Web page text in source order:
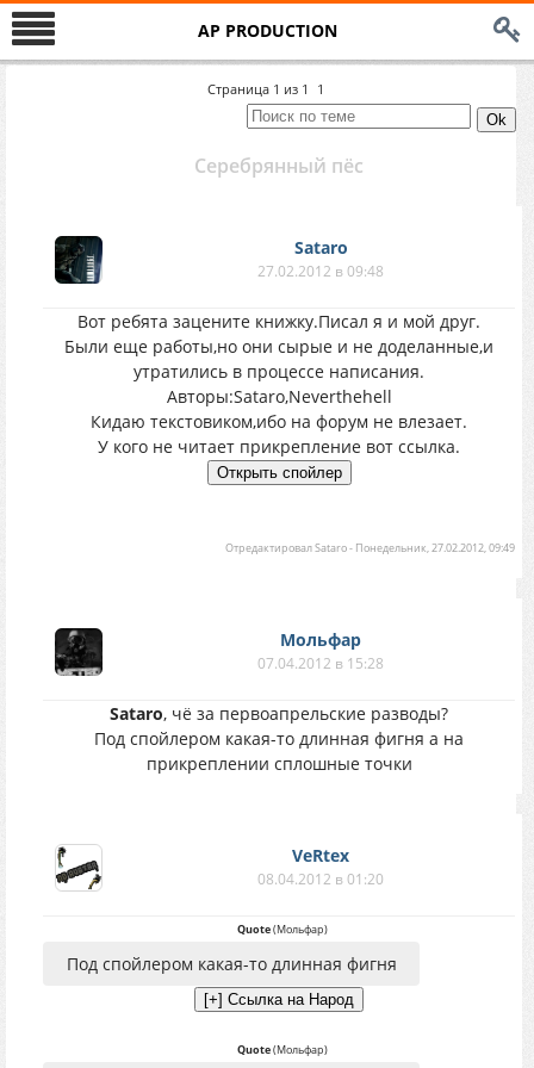
AP PRODUCTION
Страница 1 из 1 1
Серебрянный пёс
Sataro
27.02.2012 в 09:48
Вот ребята зацените книжку.Писал я и мой друг.
Были еще работы,но они сырые и не доделанные,и
утратились в процессе написания.
Авторы:Sataro,Neverthehell
Кидаю текстовиком,ибо на форум не влезает.
У кого не читает прикрепление вот ссылка.
ОтредактировалSataro- Понедельник, 27.02.2012, 09:49
Мольфар
07.04.2012 в 15:28
Sataro, чё за первоапрельские разводы?
Под спойлером какая-то длинная фигня а на
прикреплении сплошные точки
VeRtex
08.04.2012 в 01:20
Quote(Мольфар)
Под спойлером какая-то длинная фигня
Quote(Мольфар)